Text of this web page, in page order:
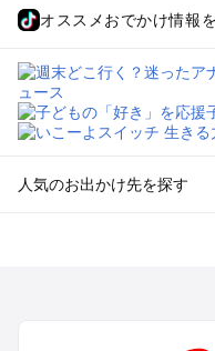
オススメおでかけ情報
人気のお出かけ先を探す